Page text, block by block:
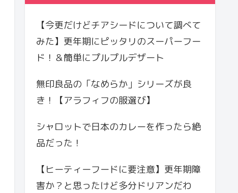
【今更だけどチアシードについて調べて
みた】更年期にピッタリのスーパーフー
ド！＆簡単にプルプルデザート
無印良品の「なめらか」シリーズが良
き！【アラフィフの服選び】
シャロットで日本のカレーを作ったら絶
品だった！
【ヒーティーフードに要注意】更年期障
害か？と思ったけど多分ドリアンだわ